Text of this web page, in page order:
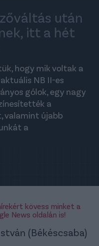
után
itt a hét
hogy mik voltak a
NB II-es
gólok, egy nagy
a
újabb
a
kövess minket a
News oldalán is!
(Békéscsaba)